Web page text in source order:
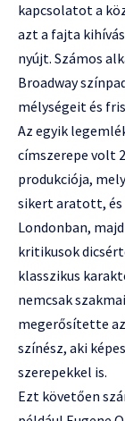
kapcsolatot a
azt a fajta
nyújt. Számos
Broadway
mélységeit és
Az egyik
címszerepe volt
produkciója,
sikert aratott,
Londonban,
kritikusok
klasszikus
nemcsak
megerősítette
színész, aki
szerepekkel is.
Ezt követően